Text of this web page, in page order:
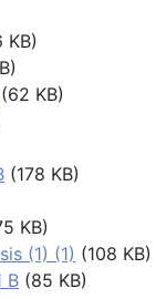
KB)
(62 KB)
(178 KB)
KB)
(1) (1) (108 KB)
B (85 KB)